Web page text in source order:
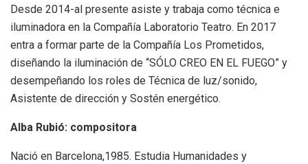
Desde 2014-al presente asiste y trabaja como técnica e
iluminadora en la Compañía Laboratorio Teatro. En 2017
entra a formar parte de la Compañía Los Prometidos,
diseñando la iluminación de “SÓLO CREO EN EL FUEGO” y
desempeñando los roles de Técnica de luz/sonido,
Asistente de dirección y Sostén energético.
Alba Rubió: compositora
Nació en Barcelona,1985. Estudia Humanidades y